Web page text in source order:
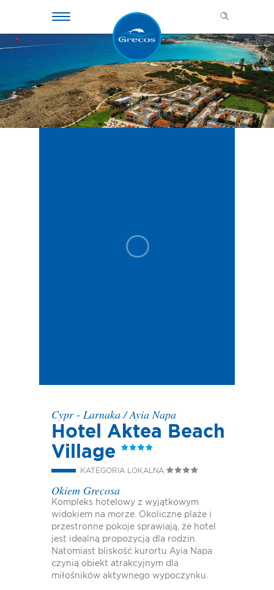
Cypr - Larnaka/Ayia Napa
Hotel Aktea Beach
Village
KATEGORIA LOKALNA
Okiem Grecosa
Kompleks hotelowy z wyjątkowym
widokiem na morze. Okoliczne plaże i
przestronne pokoje sprawiają, że hotel
jest idealną propozycją dla rodzin.
Natomiast bliskość kurortu Ayia Napa
czynią obiekt atrakcyjnym dla
miłośników aktywnego wypoczynku.